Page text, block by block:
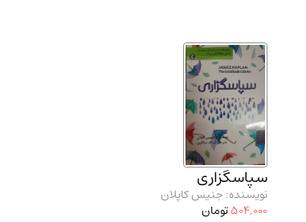
سپاسگزاری
نویسنده: جنیس کاپلان
504,000تومان